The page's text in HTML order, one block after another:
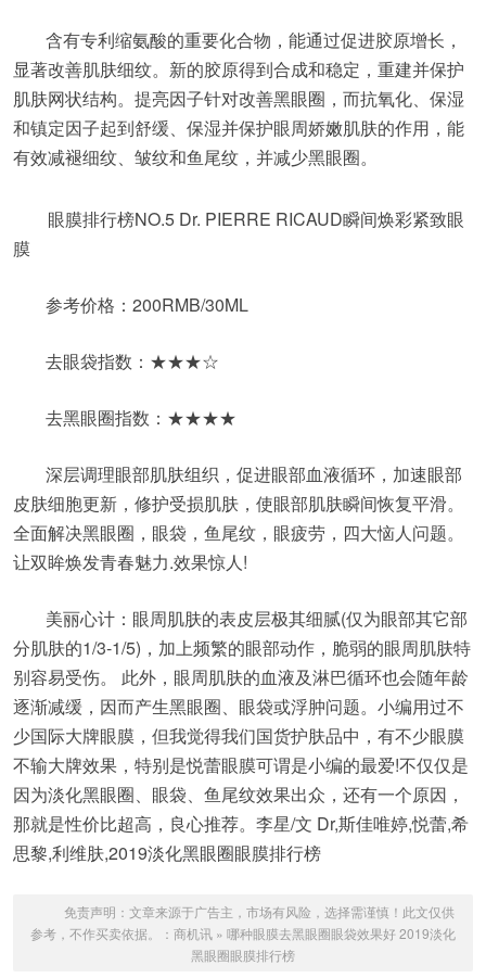
含有专利缩氨酸的重要化合物，能通过促进胶原增长，
显著改善肌肤细纹。新的胶原得到合成和稳定，重建并保护
肌肤网状结构。提亮因子针对改善黑眼圈，而抗氧化、保湿
和镇定因子起到舒缓、保湿并保护眼周娇嫩肌肤的作用，能
有效减褪细纹、皱纹和鱼尾纹，并减少黑眼圈。
眼膜排行榜NO.5 Dr. PIERRE RICAUD瞬间焕彩紧致眼
膜
参考价格：200RMB/30ML
去眼袋指数：★★★☆
去黑眼圈指数：★★★★
深层调理眼部肌肤组织，促进眼部血液循环，加速眼部
皮肤细胞更新，修护受损肌肤，使眼部肌肤瞬间恢复平滑。
全面解决黑眼圈，眼袋，鱼尾纹，眼疲劳，四大恼人问题。
让双眸焕发青春魅力.效果惊人!
美丽心计：眼周肌肤的表皮层极其细腻(仅为眼部其它部
分肌肤的1/3-1/5)，加上频繁的眼部动作，脆弱的眼周肌肤特
别容易受伤。 此外，眼周肌肤的血液及淋巴循环也会随年龄
逐渐减缓，因而产生黑眼圈、眼袋或浮肿问题。小编用过不
少国际大牌眼膜，但我觉得我们国货护肤品中，有不少眼膜
不输大牌效果，特别是悦蕾眼膜可谓是小编的最爱!不仅仅是
因为淡化黑眼圈、眼袋、鱼尾纹效果出众，还有一个原因，
那就是性价比超高，良心推荐。李星/文 Dr,斯佳唯婷,悦蕾,希
思黎,利维肤,2019淡化黑眼圈眼膜排行榜
免责声明：文章来源于广告主，市场有风险，选择需谨慎！此文仅供
参考，不作买卖依据。： 商机讯 » 哪种眼膜去黑眼圈眼袋效果好 2019淡化
黑眼圈眼膜排行榜